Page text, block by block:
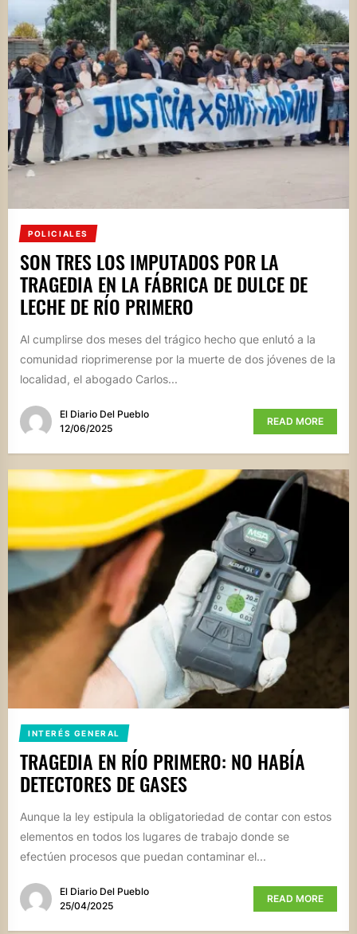
POLICIALES
SON TRES LOS IMPUTADOS POR LA
TRAGEDIA EN LA FÁBRICA DE DULCE DE
LECHE DE RÍO PRIMERO
Al cumplirse dos meses del trágico hecho que enlutó a la
comunidad rioprimerense por la muerte de dos jóvenes de la
localidad, el abogado Carlos...
El Diario Del Pueblo
12/06/2025
READ MORE
INTERÉS GENERAL
TRAGEDIA EN RÍO PRIMERO: NO HABÍA
DETECTORES DE GASES
Aunque la ley estipula la obligatoriedad de contar con estos
elementos en todos los lugares de trabajo donde se
efectúen procesos que puedan contaminar el...
El Diario Del Pueblo
25/04/2025
READ MORE